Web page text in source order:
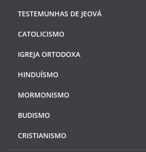
TESTEMUNHAS DE JEOVÁ
CATOLICISMO
IGREJA ORTODOXA
HINDUÍSMO
MORMONISMO
BUDISMO
CRISTIANISMO